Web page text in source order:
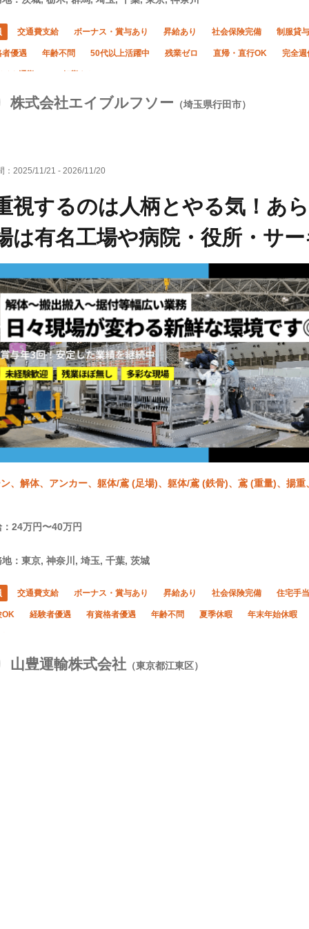
株式会社エイブルフソー （埼玉県行田市）
交通費支給 ボーナス・賞与あり 昇給あり 社会保険完備 制服貸与
者優遇 年齢不問 50代以上活躍中 残業ゼロ 直帰・直行OK 完全週
： 2025/11/21 - 2026/11/20
、解体、アンカー、躯体/鳶 (足場)、躯体/鳶 (鉄骨)、鳶 (重量)、揚
視するのは人柄とやる気！あ
は有名工場や病院・役所・サ
山豊運輸株式会社 （東京都江東区）
24万円〜40万円
地：東京, 神奈川, 埼玉, 千葉, 茨城
交通費支給 ボーナス・賞与あり 昇給あり 社会保険完備 住宅手
OK 経験者優遇 有資格者優遇 年齢不問 夏季休暇 年末年始休暇